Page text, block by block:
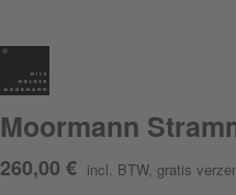
Moormann
260,00 € incl. BTW, gratis